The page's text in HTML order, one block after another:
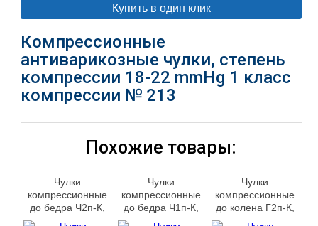
Купить в один клик
Компрессионные
антиварикозные чулки, степень
компрессии 18-22 mmHg 1 класс
компрессии № 213
Похожие товары:
Чулки
компрессионные
до бедра Ч2п-К,
Чулки
компрессионные
до бедра Ч1п-К,
Чулки
компрессионные
до колена Г2п-К,